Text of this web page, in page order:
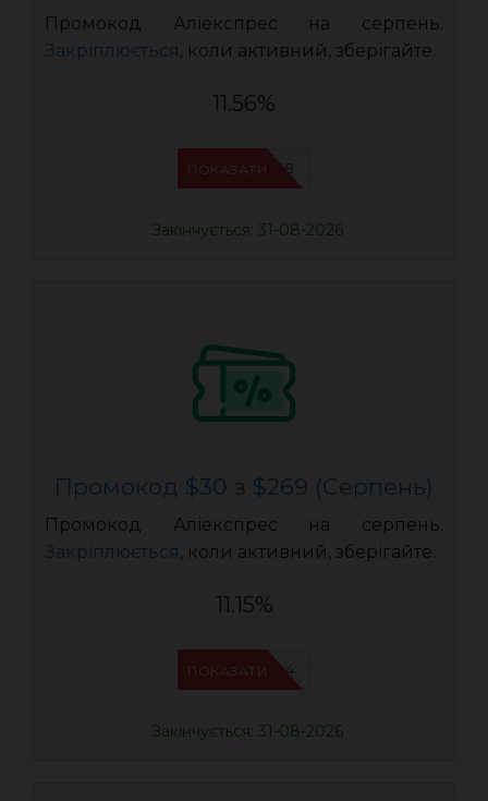
Промокод Аліекспрес на серпень.
Закріплюється, коли активний, зберігайте.
11.56%
IFPAB5K8
ПОКАЗАТИ
Закінчується: 31-08-2026
Промокод $30 з $269 (Серпень)
Промокод Аліекспрес на серпень.
Закріплюється, коли активний, зберігайте.
11.15%
IFPDMDL4
ПОКАЗАТИ
Закінчується: 31-08-2026